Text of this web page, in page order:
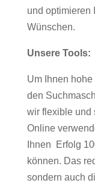
und optimieren
Wünschen.
Unsere Tools:
Um Ihnen
den
wir flexible und
Online
Ihnen Erfolg
können. Das
sondern auch